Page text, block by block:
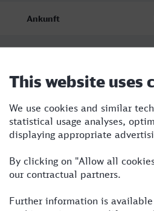
Ankunft
11:48
Konstanz
21.08.26
13:16
Konstanz